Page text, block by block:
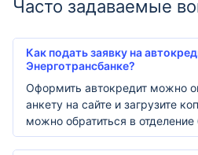
Часто задаваемые
Как подать заявку на
Энерготрансбанке?
Оформить автокредит можно
анкету на сайте и загрузите
можно обратиться в отделение